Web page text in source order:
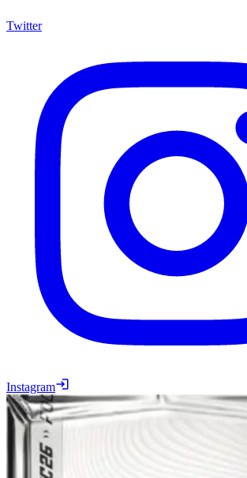
Twitter
Instagram